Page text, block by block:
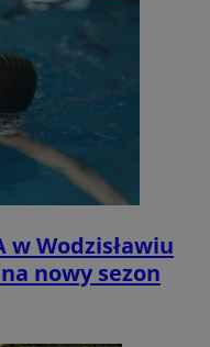
w Wodzisławiu
nowy sezon